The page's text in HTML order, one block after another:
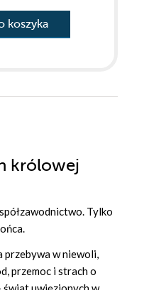
koszyka
królowej
Tylko
przebywa w niewoli,
przemoc i strach o